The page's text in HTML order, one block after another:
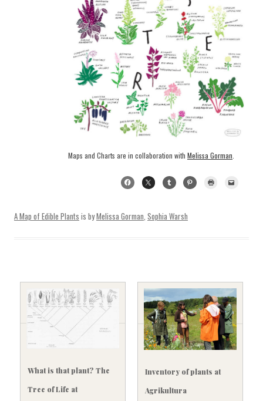
Maps and Charts are in collaboration with Melissa Gorman
A Map of Edible Plants is byMelissa Gorman Sophia Warsh
What is that plant? The
Tree of Life at
Inventory of plants at
Agrikultura